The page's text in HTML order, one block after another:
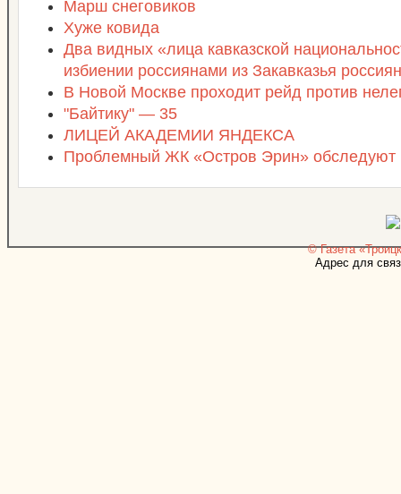
Марш снеговиков
Хуже ковида
Два видных «лица кавказской
избиении россиянами из Закавказья
В Новой Москве проходит рейд против
"Байтику" — 35
ЛИЦЕЙ АКАДЕМИИ ЯНДЕКСА
Проблемный ЖК «Остров Эрин» обследуют
© Газета
Адрес для